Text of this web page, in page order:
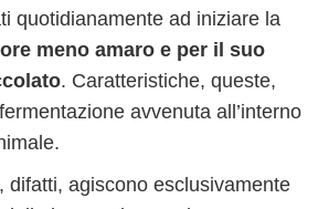
quotidianamente ad iniziare la
meno amaro e per il suo
. Caratteristiche, queste,
avvenuta all’interno
difatti, agiscono esclusivamente